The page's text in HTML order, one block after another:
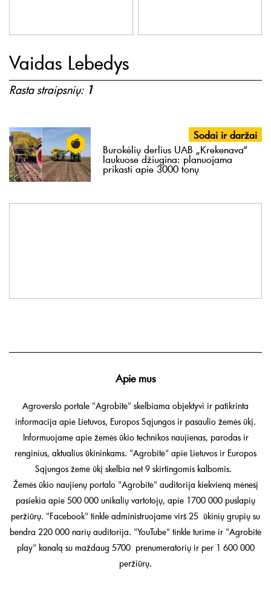
Vaidas Lebedys
Rasta straipsnių: 1
Sodai ir daržai
Burokėlių derlius UAB „Krekenava“
laukuose džiugina: planuojama
prikasti apie 3000 tonų
Apie mus
Agroverslo portale "Agrobitė" skelbiama objektyvi ir patikrinta
informacija apie Lietuvos, Europos Sąjungos ir pasaulio žemės ūkį.
Informuojame apie žemės ūkio technikos naujienas, parodas ir
renginius, aktualius ūkininkams. "Agrobitė" apie Lietuvos ir Europos
Sąjungos žemė ūkį skelbia net 9 skirtingomis kalbomis.
Žemės ūkio naujienų portalo "Agrobitė" auditorija kiekvieną mėnesį
pasiekia apie 500 000 unikalių vartotojų, apie 1700 000 puslapių
peržiūrų. "Facebook" tinkle administruojame virš 25 ūkinių grupių su
bendra 220 000 narių auditorija. "YouTube" tinkle turime ir "Agrobitė
play" kanalą su maždaug 5700 prenumeratorių ir per 1 600 000
peržiūrų.